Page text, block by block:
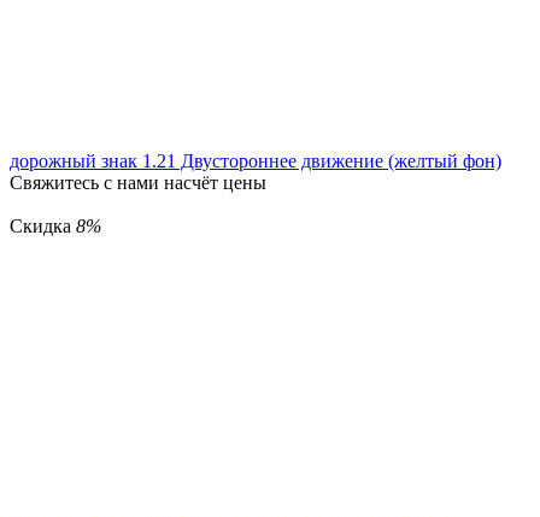
дорожный знак 1.21 Двустороннее движение (желтый фон)
Свяжитесь с нами насчёт цены
Скидка 8%